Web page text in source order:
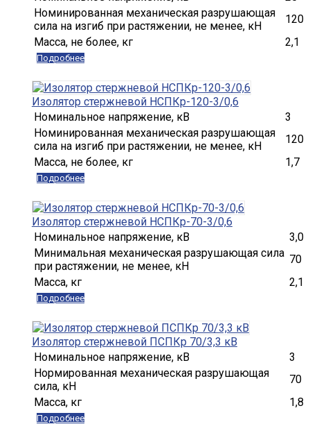
Номинированная механическая разрушающая
сила на изгиб при растяжении, не менее, кН
120
Масса, не более, кг
2,1
Подробнее
Изолятор стержневой НСПКр-120-3/0,6
Номинальное напряжение, кВ
3
Номинированная механическая разрушающая
сила на изгиб при растяжении, не менее, кН
120
Масса, не более, кг
1,7
Подробнее
Изолятор стержневой НСПКр-70-3/0,6
Номинальное напряжение, кВ
3,0
Минимальная механическая разрушающая сила
при растяжении, не менее, кН
70
Масса, кг
2,1
Подробнее
Изолятор стержневой ПСПКр 70/3,3 кВ
Номинальное напряжение, кВ
3
Нормированная механическая разрушающая
сила, кН
70
Масса, кг
1,8
Подробнее